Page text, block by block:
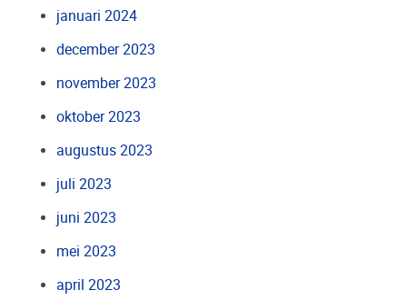
januari 2024
december 2023
november 2023
oktober 2023
augustus 2023
juli 2023
juni 2023
mei 2023
april 2023